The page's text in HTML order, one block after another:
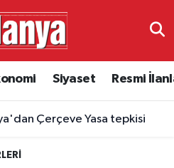
Siyaset Resmi
başlıyor! Üreticilere kritik uyarı